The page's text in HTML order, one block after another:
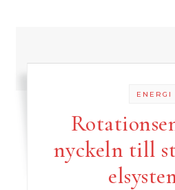
ENERGI
nyckeln till